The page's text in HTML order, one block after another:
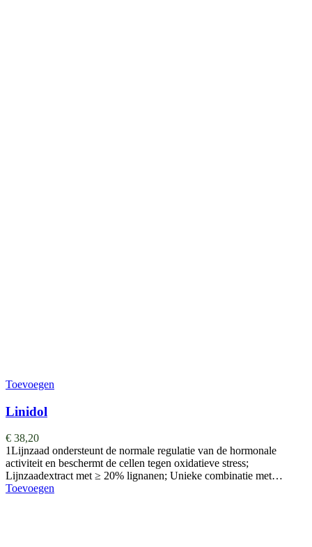
Toevoegen
Linidol
€ 38,20
1Lijnzaad ondersteunt de normale regulatie van de hormonale
activiteit en beschermt de cellen tegen oxidatieve stress;
Lijnzaadextract met ≥ 20% lignanen; Unieke combinatie met…
Toevoegen